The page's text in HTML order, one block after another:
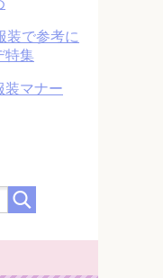
装で参考に
特集
装マナー